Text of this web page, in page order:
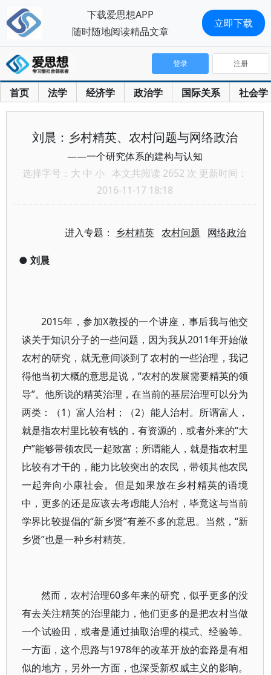
首页 法学 经济学 政治学 国际关系 社会学
登录 注册
刘晨：乡村精英、农村问题与网络政治
——一个研究体系的建构与认知
选择字号： 大 中 小 本文共阅读 2652 次 更新时间：
2016-11-17 18:18
进入专题： 乡村精英 农村问题 网络政治
● 刘晨
2015年，参加X教授的一个讲座，事后我与他交
谈关于知识分子的一些问题，因为我从2011年开始做
农村的研究，就无意间谈到了农村的一些治理，我记
得他当初大概的意思是说，“农村的发展需要精英的领
导”。他所说的精英治理，在当前的基层治理可以分为
两类：（1）富人治村；（2）能人治村。所谓富人，
就是指农村里比较有钱的，有资源的，或者外来的“大
户”能够带领农民一起致富；所谓能人，就是指农村里
比较有才干的，能力比较突出的农民，带领其他农民
一起奔向小康社会。但是如果放在乡村精英的语境
中，更多的还是应该去考虑能人治村，毕竟这与当前
学界比较提倡的“新乡贤”有差不多的意思。当然，“新
乡贤”也是一种乡村精英。
然而，农村治理60多年来的研究，似乎更多的没
有去关注精英的治理能力，他们更多的是把农村当做
一个试验田，或者是通过抽取治理的模式、经验等。
一方面，这个思路与1978年的改革开放的套路是有相
似的地方，另外一方面，也深受新权威主义的影响。
下载爱思想APP
随时随地阅读精品文章
立即下载